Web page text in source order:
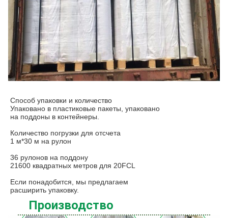
Способ упаковки и количество
Упаковано в пластиковые пакеты, упаковано
на поддоны в контейнеры.
Количество погрузки для отсчета
1 м*30 м на рулон
36 рулонов на поддону
21600 квадратных метров для 20FCL
Если понадобится, мы предлагаем
расширить упаковку.
Производство